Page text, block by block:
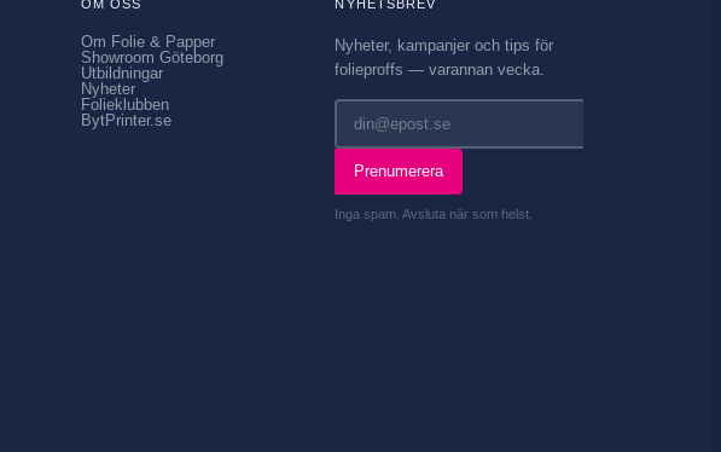
OM OSS
Om Folie & Papper
Showroom Göteborg
Utbildningar
Nyheter
Folieklubben
BytPrinter.se
NYHETSBREV
Nyheter, kampanjer och tips för
folieproffs — varannan vecka.
Prenumerera
Inga spam. Avsluta när som helst.